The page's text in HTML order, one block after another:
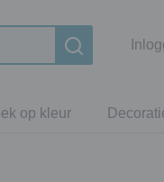
op kleur